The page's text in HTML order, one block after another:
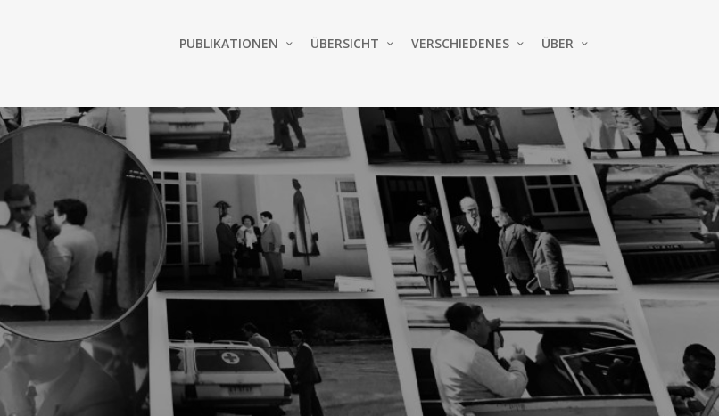
PUBLIKATIONEN ÜBERSICHT VERSCHIEDENES ÜBER